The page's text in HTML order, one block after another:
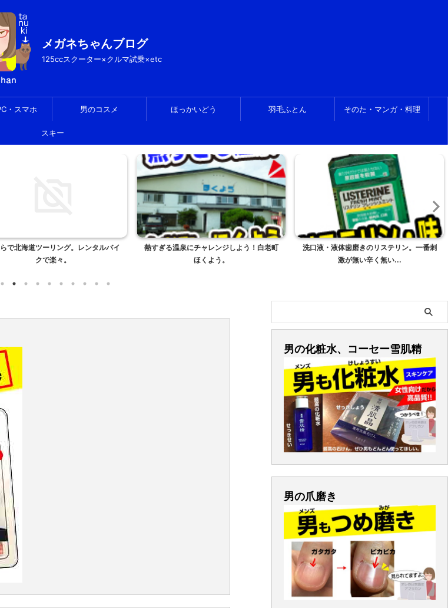
メガネちゃんブログ
125ccスクーター×クルマ試乗×etc
・スマホ 男のコスメ ほっかいどう 羽毛ふとん そのた・マンガ・料理
スキー
る温泉にチャレンジしよう！白老町
ほくよう。
洗口液・液体歯磨きのリステリン。一番刺
激が無い辛く無い...
マイクロカットシュレッダ GSHA26M-
W、買いまし...
男の化粧水、コーセー雪肌精
男の爪磨き